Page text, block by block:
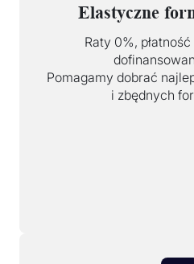
Elastyczne
Raty 0%,
Pomagamy dobrać
i zbędnych